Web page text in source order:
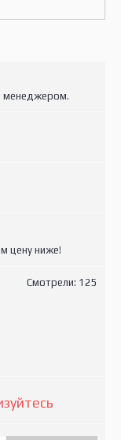
менеджером.
цену ниже!
Смотрели: 125